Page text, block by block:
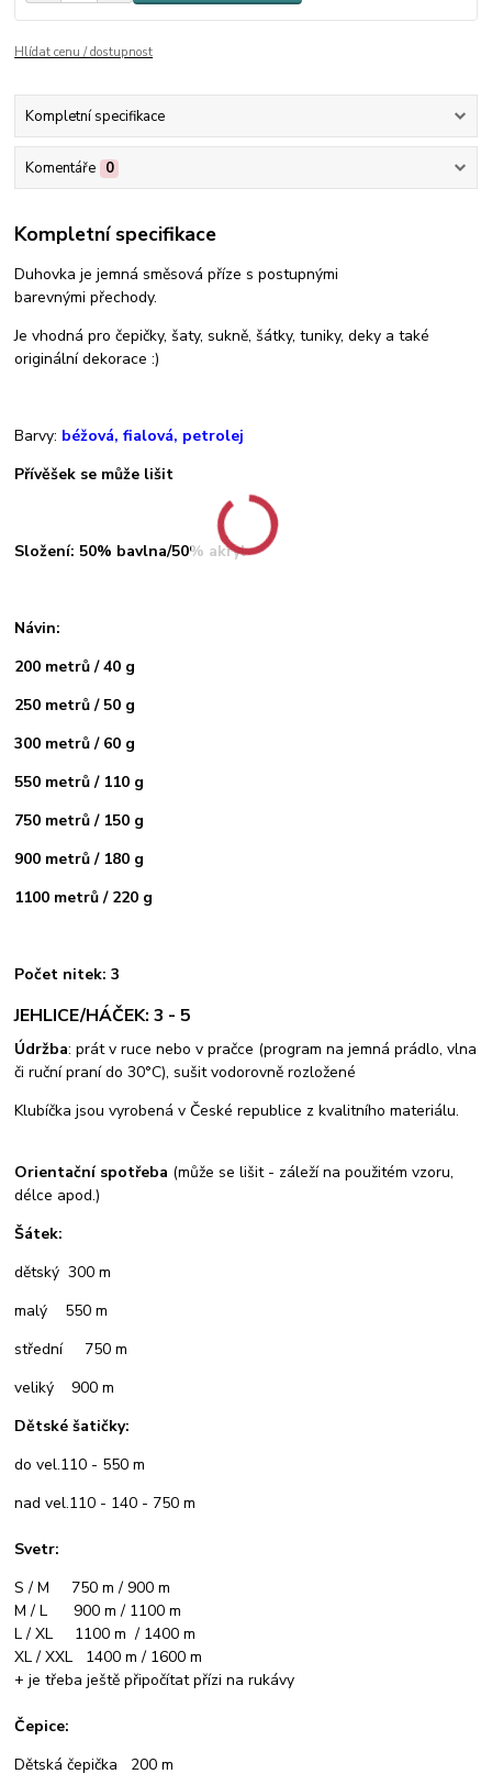
Hlídat cenu / dostupnost
Kompletní specifikace
Komentáře 0
Kompletní specifikace
Duhovka je jemná směsová příze s postupnými
barevnými přechody.
Je vhodná pro čepičky, šaty, sukně, šátky, tuniky, deky a také
originální dekorace :)
Barvy: béžová, fialová, petrolej
Přívěšek se může lišit
Složení: 50% bavlna/50% akryl
Návin:
200 metrů / 40 g
250 metrů / 50 g
300 metrů / 60 g
550 metrů / 110 g
750 metrů / 150 g
900 metrů / 180 g
1100 metrů / 220 g
Počet nitek: 3
JEHLICE/HÁČEK: 3 - 5
Údržba: prát v ruce nebo v pračce (program na jemná prádlo, vlna
či ruční praní do 30°C), sušit vodorovně rozložené
Klubíčka jsou vyrobená v České republice z kvalitního materiálu.
Orientační spotřeba (může se lišit - záleží na použitém vzoru,
délce apod.)
Šátek:
dětský 300 m
malý 550 m
střední 750 m
veliký 900 m
Dětské šatičky:
do vel.110 - 550 m
nad vel.110 - 140 - 750 m
Svetr:
S / M 750 m / 900 m
M / L 900 m / 1100 m
L / XL 1100 m / 1400 m
XL / XXL 1400 m / 1600 m
+ je třeba ještě připočítat přízi na rukávy
Čepice:
Dětská čepička 200 m